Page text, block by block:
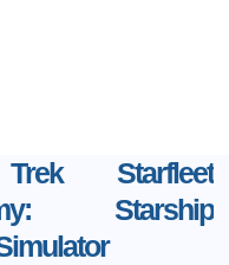
Starfleet
Starship